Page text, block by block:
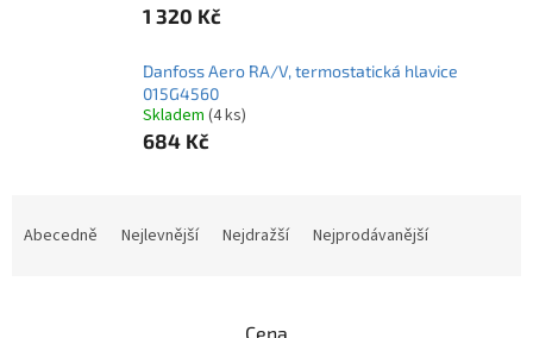
1 320 Kč
Danfoss Aero RA/V, termostatická hlavice
015G4560
Skladem (4 ks)
684 Kč
Abecedně Nejlevnější Nejdražší Nejprodávanější
Cena